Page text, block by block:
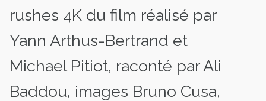
rushes 4K du film réalisé par
Yann Arthus-Bertrand et
Michael Pitiot, raconté par Ali
Baddou, images Bruno Cusa,